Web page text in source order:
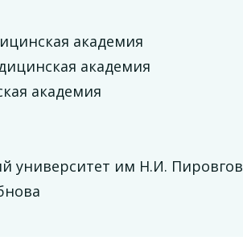
академия
академия
академия
университет им Н.И.